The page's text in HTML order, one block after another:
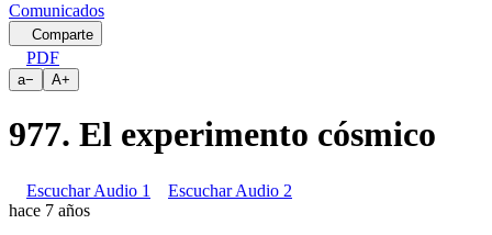
Comunicados
Comparte
PDF
a− A+
977. El experimento cósmico
Escuchar Audio 1
Escuchar Audio 2
hace 7 años